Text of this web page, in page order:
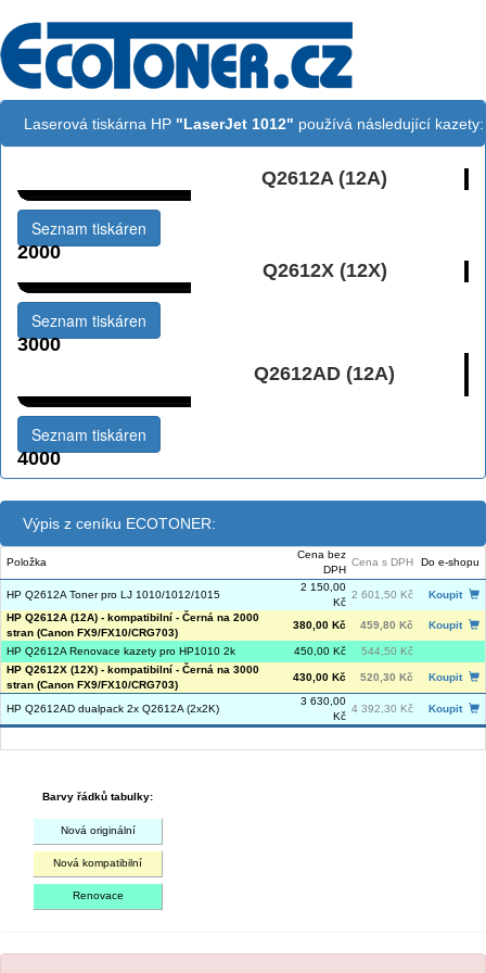
Laserová tiskárna HP "LaserJet 1012" používá následující kazety:
Q2612A (12A)
2000
Seznam tiskáren
Q2612X (12X)
3000
Seznam tiskáren
Q2612AD (12A)
4000
Seznam tiskáren
Výpis z ceníku ECOTONER:
Položka
Cena bez
DPH
Cena s DPH Do e-shopu
HP Q2612A Toner pro LJ 1010/1012/1015
2 150,00
Kč
2 601,50 Kč
Koupit
HP Q2612A (12A) - kompatibilní - Černá na 2000
stran (Canon FX9/FX10/CRG703)
380,00 Kč 459,80 Kč Koupit
HP Q2612A Renovace kazety pro HP1010 2k 450,00 Kč
544,50 Kč
HP Q2612X (12X) - kompatibilní - Černá na 3000
stran (Canon FX9/FX10/CRG703)
430,00 Kč 520,30 Kč Koupit
HP Q2612AD dualpack 2x Q2612A (2x2K)
3 630,00
Kč
4 392,30 Kč Koupit
Barvy řádků tabulky:
Nová originální
Nová kompatibilní
Renovace